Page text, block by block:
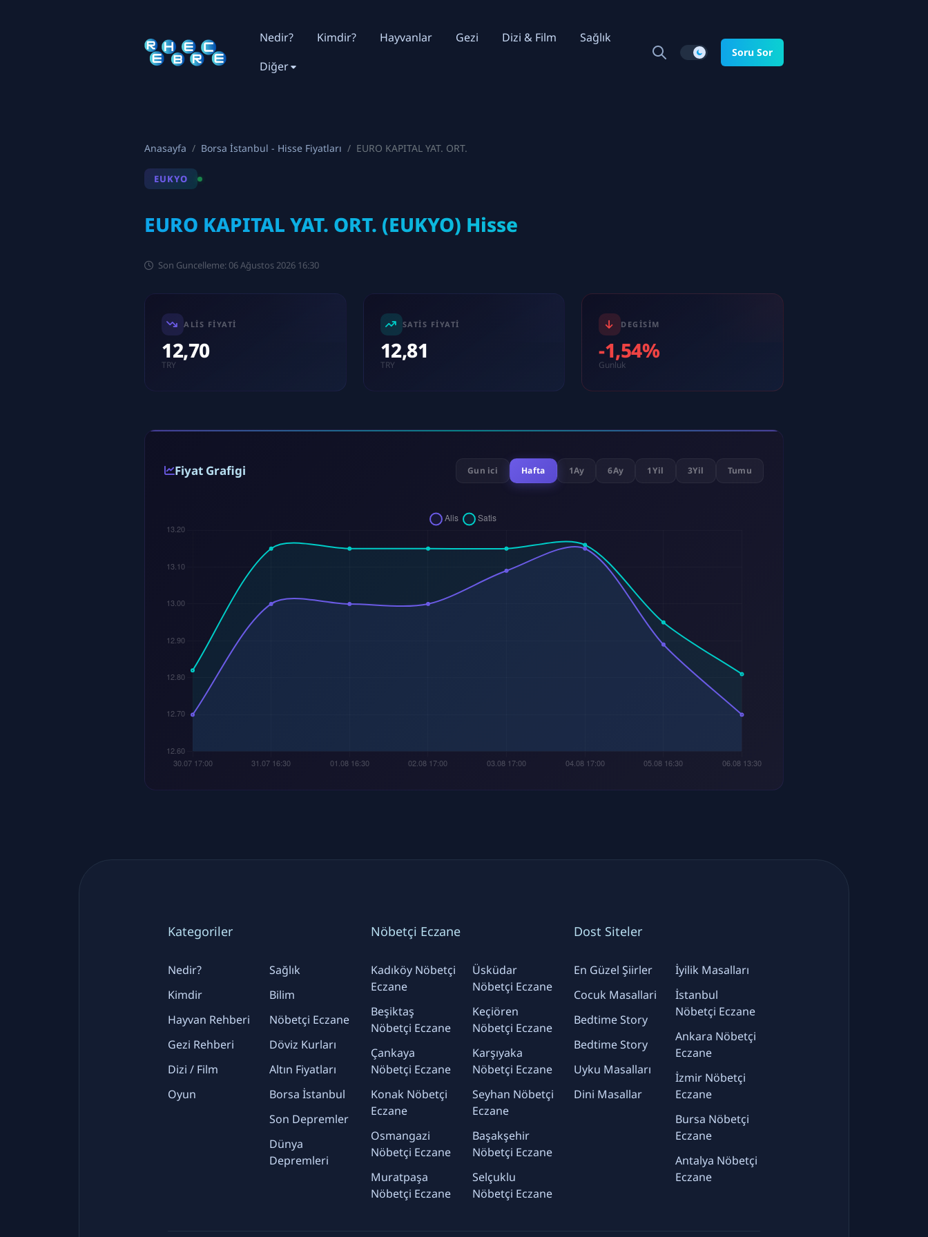
Nedir? Kimdir? Hayvanlar Gezi Dizi & Film
Sağlık
Diğer
Soru Sor
Anasayfa Borsa İstanbul - Hisse Fiyatları EURO KAPITAL YAT. ORT.
EUKYO
EURO KAPITAL YAT. ORT. (EUKYO) Hisse
Son Guncelleme: 06 Ağustos 2026 16:30
ALIS FIYATI
12,70
TRY
SATIS FIYATI
12,81
TRY
DEGISIM
-1,54%
Gunluk
Fiyat Grafigi Gun ici Hafta 1Ay 6Ay 1Yil 3Yil Tumu
Kategoriler
Nedir?
Kimdir
Hayvan Rehberi
Gezi Rehberi
Dizi / Film
Oyun
Sağlık
Bilim
Nöbetçi Eczane
Döviz Kurları
Altın Fiyatları
Borsa İstanbul
Son Depremler
Dünya
Depremleri
Nöbetçi Eczane
Kadıköy Nöbetçi
Eczane
Beşiktaş
Nöbetçi Eczane
Çankaya
Nöbetçi Eczane
Konak Nöbetçi
Eczane
Osmangazi
Nöbetçi Eczane
Muratpaşa
Nöbetçi Eczane
Üsküdar
Nöbetçi Eczane
Keçiören
Nöbetçi Eczane
Karşıyaka
Nöbetçi Eczane
Seyhan Nöbetçi
Eczane
Başakşehir
Nöbetçi Eczane
Selçuklu
Nöbetçi Eczane
Dost Siteler
En Güzel Şiirler
Cocuk Masallari
Bedtime Story
Bedtime Story
Uyku Masalları
Dini Masallar
İyilik Masalları
İstanbul
Nöbetçi Eczane
Ankara Nöbetçi
Eczane
İzmir Nöbetçi
Eczane
Bursa Nöbetçi
Eczane
Antalya Nöbetçi
Eczane